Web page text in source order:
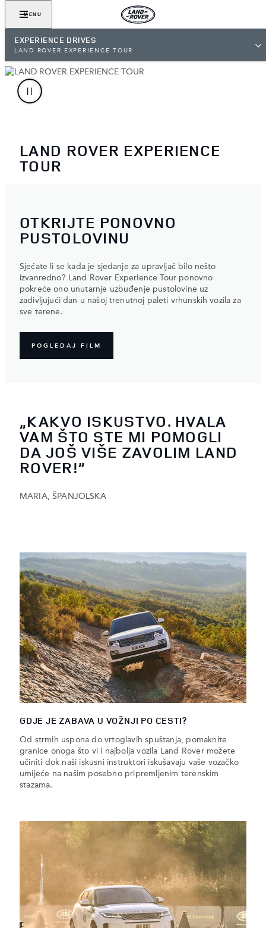
MENU
EXPERIENCE DRIVES
LAND ROVER EXPERIENCE TOUR
LAND ROVER EXPERIENCE
TOUR
OTKRIJTE PONOVNO
PUSTOLOVINU
Sjećate li se kada je sjedanje za upravljač bilo nešto
izvanredno? Land Rover Experience Tour ponovno
pokreće ono unutarnje uzbuđenje pustolovine uz
zadivljujući dan u našoj trenutnoj paleti vrhunskih vozila za
sve terene.
POGLEDAJ FILM
„KAKVO ISKUSTVO. HVALA
VAM ŠTO STE MI POMOGLI
DA JOŠ VIŠE ZAVOLIM LAND
ROVER!”
MARIA, ŠPANJOLSKA
GDJE JE ZABAVA U VOŽNJI PO CESTI?
Od strmih uspona do vrtoglavih spuštanja, pomaknite
granice onoga što vi i najbolja vozila Land Rover možete
učiniti dok naši iskusni instruktori iskušavaju vaše vozačko
umijeće na našim posebno pripremljenim terenskim
stazama.